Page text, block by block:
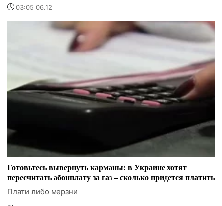
03:05 06.12
Готовьтесь вывернуть карманы: в Украине хотят
пересчитать абонплату за газ – сколько придется платить
Плати либо мерзни